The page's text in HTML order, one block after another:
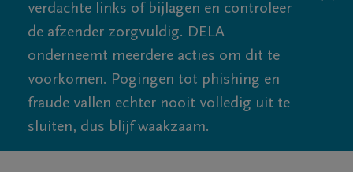
verdachte links of bijlagen en controleer
de afzender zorgvuldig. DELA
onderneemt meerdere acties om dit te
voorkomen. Pogingen tot phishing en
fraude vallen echter nooit volledig uit te
sluiten, dus blijf waakzaam.